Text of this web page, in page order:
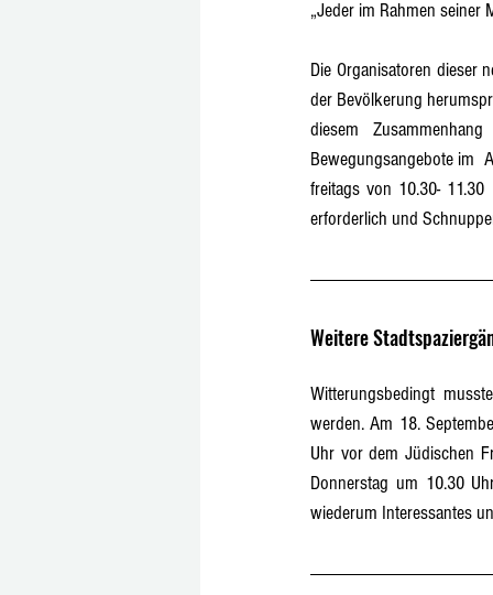
„Jeder im Rahmen seiner
Die Organisatoren dieser
der Bevölkerung
diesem
Bewegungsangebote im
freitags von 10.30- 11.30
erforderlich und
Weitere
Witterungsbedingt
werden. Am 18.
Uhr vor dem Jüdischen
Donnerstag um 10.30
wiederum Interessantes